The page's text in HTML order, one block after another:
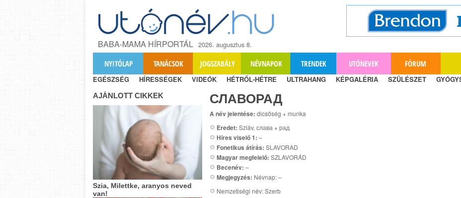
BABA-MAMA HÍRPORTÁL 2026. augusztus 8.
NYITÓLAP TANÁCSOK JOGSZABÁLY NÉVNAPOK TRENDEK UTÓNEVEK FÓRUM
EGÉSZSÉG HÍRESSÉGEK VIDEÓK HÉTRŐL-HÉTRE ULTRAHANG KÉPGALÉRIA SZÜLÉSZET
СЛАВОРАД
A név jelentése: dicsőség + munka
Eredet: Szláv, слава + рад
Híres viselő 1: –
Fonetikus átírás: SLAVORAD
Magyar megfelelő: SZLAVORÁD
Becenév: –
Megjegyzés: Névnap: –
Nemzetiségi név: Szerb
AJÁNLOTT CIKKEK
Szia, Milettke, aranyos neved
van!